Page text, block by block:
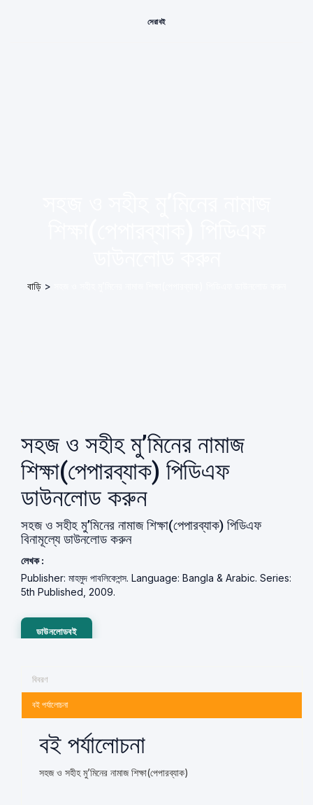
সেরা বই
বাড়ি >
সহজ ও সহীহ মু’মিনের নামাজ
শিক্ষা(পেপারব্যাক) পিডিএফ
ডাউনলোড করুন
সহজ ও সহীহ মু’মিনের নামাজ শিক্ষা(পেপারব্যাক) পিডিএফ
বিনামূল্যে ডাউনলোড করুন
লেখক :
Publisher: মাহমুদ পাবলিকেশন্স. Language: Bangla & Arabic. Series:
5th Published, 2009.
ডাউনলোডবই
বিবরণ
বই পর্যালোচনা
বই পর্যালোচনা
সহজ ও সহীহ মু’মিনের নামাজ শিক্ষা(পেপারব্যাক)